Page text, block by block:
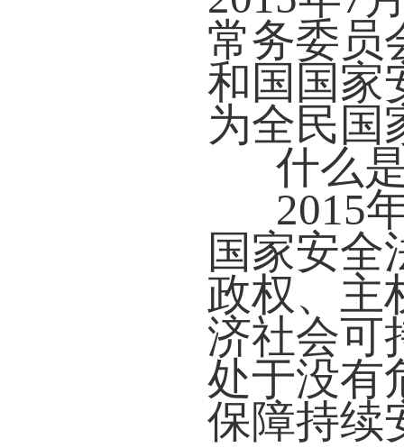
常务委员
和国国家
为全民国
什么
2015
国家安全
政权、主
济社会可
处于没有
保障持续